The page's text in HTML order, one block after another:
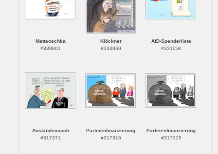
Matteoschka
#339861
Klöckner
#334869
AfD-Spenderliste
#331158
Anstandscoach
#317371
Parteienfinanzierung
#317316
Parteienfinanzierung
#317315